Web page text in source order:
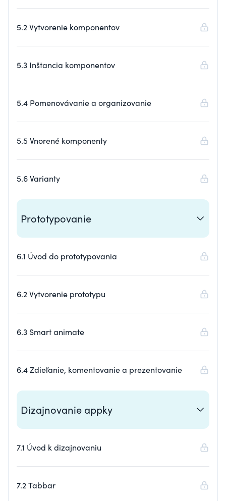
5.2 Vytvorenie komponentov
5.3 Inštancia komponentov
5.4 Pomenovávanie a organizovanie
5.5 Vnorené komponenty
5.6 Varianty
Prototypovanie
6.1 Úvod do prototypovania
6.2 Vytvorenie prototypu
6.3 Smart animate
6.4 Zdieľanie, komentovanie a prezentovanie
Dizajnovanie appky
7.1 Úvod k dizajnovaniu
7.2 Tabbar